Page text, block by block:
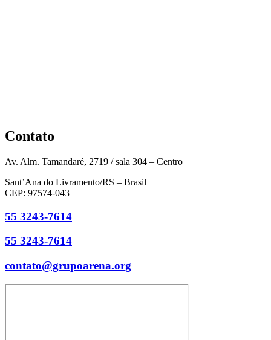
Contato
Av. Alm. Tamandaré, 2719 / sala 304 – Centro
Sant’Ana do Livramento/RS – Brasil
CEP: 97574-043
55 3243-7614
55 3243-7614
contato@grupoarena.org